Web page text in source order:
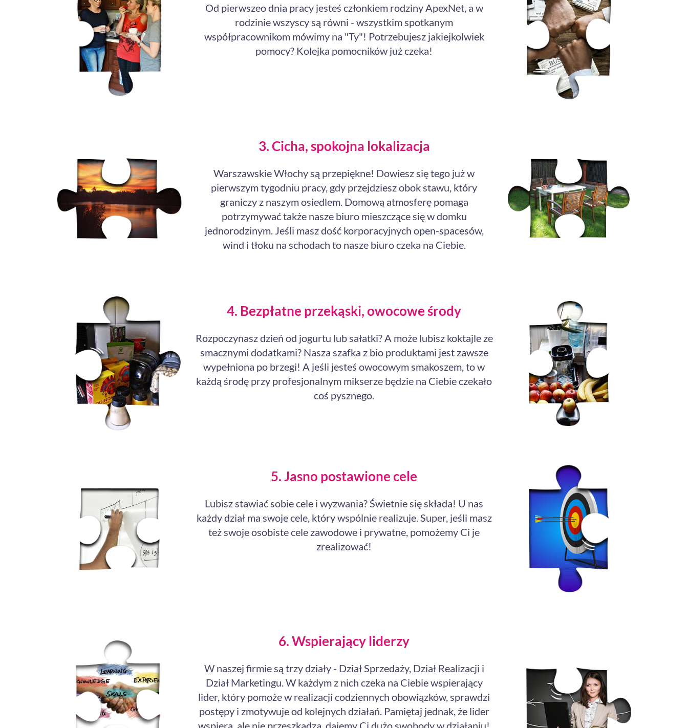
Od pierwszeo dnia pracy jesteś członkiem rodziny ApexNet, a w
rodzinie wszyscy są równi - wszystkim spotkanym
współpracownikom mówimy na "Ty"! Potrzebujesz jakiejkolwiek
pomocy? Kolejka pomocników już czeka!
3. Cicha, spokojna lokalizacja
Warszawskie Włochy są przepiękne! Dowiesz się tego już w
pierwszym tygodniu pracy, gdy przejdziesz obok stawu, który
graniczy z naszym osiedlem. Domową atmosferę pomaga
potrzymywać także nasze biuro mieszczące się w domku
jednorodzinym. Jeśli masz dość korporacyjnych open-spacesów,
wind i tłoku na schodach to nasze biuro czeka na Ciebie.
4. Bezpłatne przekąski, owocowe środy
Rozpoczynasz dzień od jogurtu lub sałatki? A może lubisz koktajle ze
smacznymi dodatkami? Nasza szafka z bio produktami jest zawsze
wypełniona po brzegi! A jeśli jesteś owocowym smakoszem, to w
każdą środę przy profesjonalnym mikserze będzie na Ciebie czekało
coś pysznego.
5. Jasno postawione cele
Lubisz stawiać sobie cele i wyzwania? Świetnie się składa! U nas
każdy dział ma swoje cele, który wspólnie realizuje. Super, jeśli masz
też swoje osobiste cele zawodowe i prywatne, pomożemy Ci je
zrealizować!
6. Wspierający liderzy
W naszej firmie są trzy działy - Dział Sprzedaży, Dział Realizacji i
Dział Marketingu. W każdym z nich czeka na Ciebie wspierający
lider, który pomoże w realizacji codziennych obowiązków, sprawdzi
postępy i zmotywuje od kolejnych działań. Pamiętaj jednak, że lider